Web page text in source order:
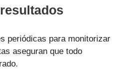
periódicas para monitorizar
aseguran que todo